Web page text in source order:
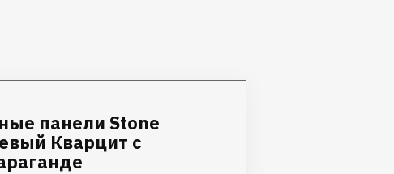
панели Stone
Кварцит с